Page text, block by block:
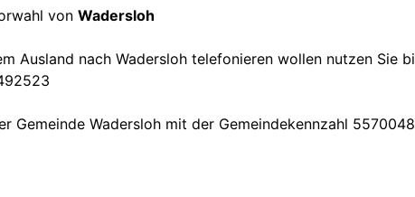
von Wadersloh
Ausland nach Wadersloh telefonieren wollen nutzen Sie
Gemeinde Wadersloh mit der Gemeindekennzahl 5570048